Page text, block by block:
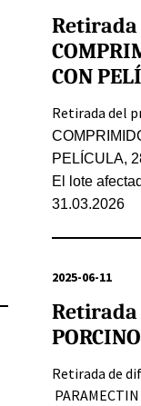
Retirada
CON
Retirada del
PELÍCULA,
El lote
31.03.2026
2025-06-11
Retirada
Retirada de